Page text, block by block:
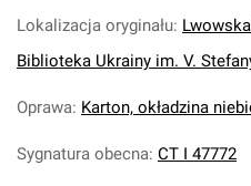
Lokalizacja oryginału:
Biblioteka Ukrainy im. V.
Oprawa: Karton, okładzina
Sygnatura obecna: CT I 47772